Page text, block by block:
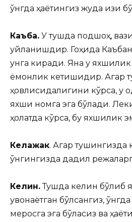
ўнгда ҳаётингиз жуда қизиқ
Каъба. У тушда подшоҳ,
уйланишдир. Гоҳида
унга киради. Яна у
ёмонлик кетишидир. Агар
ҳовлисидалигини кўрса, у
яхши номга эга бўлади.
ҳолатда кўрса, бу яхшилик
Келажак. Агар тушингизда
ўнгингизда дадил
Келин.Тушда келин бўлиб
қувонаётган бўлсангиз,
меросга эга бўласиз ва